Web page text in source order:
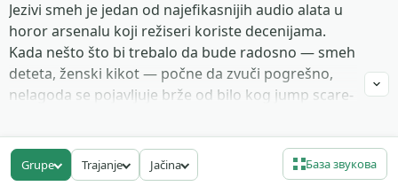
Jezivi smeh je jedan od najefikasnijih audio alata u
horor arsenalu koji režiseri koriste decenijama.
Kada nešto što bi trebalo da bude radosno — smeh
deteta, ženski kikot — počne da zvuči pogrešno,
nelagoda se pojavljuje brže od bilo kog jump scare-
prelazi između normalnog i izobličenog tona, i
često se završava bez pravog kraja, pa publika
ostaje da čeka u tišini koja je tek pola sledeće
Grupe Trajanje Jačina База звукова